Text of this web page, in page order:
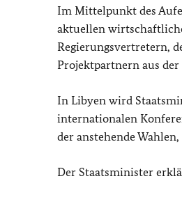
Im Mittelpunkt des
aktuellen
Regierungsvertretern,
Projektpartnern aus der
In Libyen wird
internationalen
der anstehende
Der Staatsminister